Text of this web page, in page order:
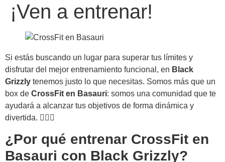
¡Ven a entrenar!
Si estás buscando un lugar para superar tus límites y
disfrutar del mejor entrenamiento funcional, en Black
Grizzly tenemos justo lo que necesitas. Somos más que un
box de CrossFit en Basauri: somos una comunidad que te
ayudará a alcanzar tus objetivos de forma dinámica y
divertida. 🏋️‍♀️✨
¿Por qué entrenar CrossFit en
Basauri con Black Grizzly?